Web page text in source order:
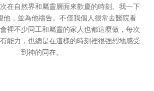
在自然界和屬靈層面來歡慶的時刻。我一下
他，並為他禱告。不僅我個人很常去醫院看
裡不少同工和屬靈的家人也都這麼做，每次
能力，也總是在這樣的時刻裡很強烈地感受
到神的同在。